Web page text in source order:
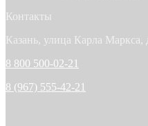
Контакты
Казань, улица Карла Маркса,
8 800 500-02-21
8 (967) 555-42-21